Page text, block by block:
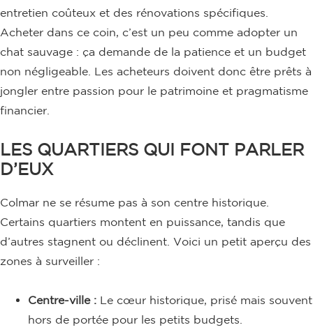
entretien coûteux et des rénovations spécifiques.
Acheter dans ce coin, c’est un peu comme adopter un
chat sauvage : ça demande de la patience et un budget
non négligeable. Les acheteurs doivent donc être prêts à
jongler entre passion pour le patrimoine et pragmatisme
financier.
LES QUARTIERS QUI FONT PARLER
D’EUX
Colmar ne se résume pas à son centre historique.
Certains quartiers montent en puissance, tandis que
d’autres stagnent ou déclinent. Voici un petit aperçu des
zones à surveiller :
Centre-ville : Le cœur historique, prisé mais souvent
hors de portée pour les petits budgets.